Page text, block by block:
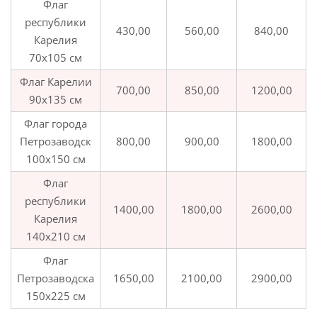
Флаг
республики
Карелия
70х105 см
430,00 560,00 840,00
Флаг Карелии
90х135 см
700,00 850,00 1200,00
Флаг города
Петрозаводск
100х150 см
800,00 900,00 1800,00
Флаг
республики
Карелия
140х210 см
1400,00 1800,00 2600,00
Флаг
Петрозаводска
150х225 см
1650,00 2100,00 2900,00